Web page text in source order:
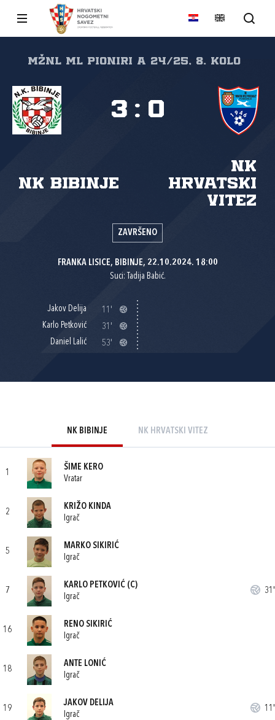
MŽNL ML PIONIRI A 24/25, 8. kolo
NK Bibinje
NK
Hrvatski
vitez
3 : 0
ZAVRŠENO
FRANKA LISICE, BIBINJE, 22.10.2024. 18:00
Suci: Tadija Babić.
Jakov Delija
11'
Karlo Petković
31'
Daniel Lalić
53'
NK BIBINJE NK HRVATSKI VITEZ
1
ŠIME KERO
Vratar
2
KRIŽO KINDA
Igrač
5
MARKO SIKIRIĆ
Igrač
7
KARLO PETKOVIĆ (C)
Igrač
31'
16
RENO SIKIRIĆ
Igrač
18
ANTE LONIĆ
Igrač
19
JAKOV DELIJA
Igrač
11'